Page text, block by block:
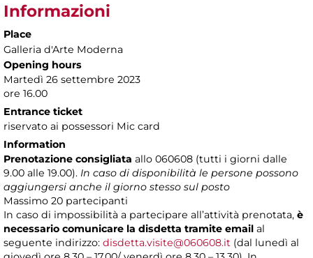
Informazioni
Place
Galleria d'Arte Moderna
Opening hours
Martedì 26 settembre 2023
ore 16.00
Entrance ticket
riservato ai possessori Mic card
Information
Prenotazione consigliata allo 060608 (tutti i giorni dalle
9.00 alle 19.00). In caso di disponibilità le persone possono
aggiungersi anche il giorno stesso sul posto
Massimo 20 partecipanti
In caso di impossibilità a partecipare all’attività prenotata, è
necessario comunicare la disdetta tramite email al
seguente indirizzo: disdetta.visite@060608.it (dal lunedì al